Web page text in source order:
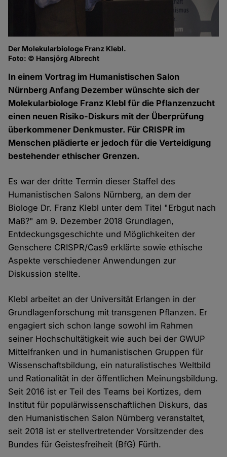
Der Molekularbiologe Franz Klebl.
Foto: © Hansjörg Albrecht
In einem Vortrag im Humanistischen Salon
Nürnberg Anfang Dezember wünschte sich der
Molekularbiologe Franz Klebl für die Pflanzenzucht
einen neuen Risiko-Diskurs mit der Überprüfung
überkommener Denkmuster. Für CRISPR im
Menschen plädierte er jedoch für die Verteidigung
bestehender ethischer Grenzen.
Es war der dritte Termin dieser Staffel des
Humanistischen Salons Nürnberg, an dem der
Biologe Dr. Franz Klebl unter dem Titel "Erbgut nach
Maß?" am 9. Dezember 2018 Grundlagen,
Entdeckungsgeschichte und Möglichkeiten der
Genschere CRISPR/Cas9 erklärte sowie ethische
Aspekte verschiedener Anwendungen zur
Diskussion stellte.
Klebl arbeitet an der Universität Erlangen in der
Grundlagenforschung mit transgenen Pflanzen. Er
engagiert sich schon lange sowohl im Rahmen
seiner Hochschultätigkeit wie auch bei der GWUP
Mittelfranken und in humanistischen Gruppen für
Wissenschaftsbildung, ein naturalistisches Weltbild
und Rationalität in der öffentlichen Meinungsbildung.
Seit 2016 ist er Teil des Teams bei Kortizes, dem
Institut für populärwissenschaftlichen Diskurs, das
den Humanistischen Salon Nürnberg veranstaltet,
seit 2018 ist er stellvertretender Vorsitzender des
Bundes für Geistesfreiheit (BfG) Fürth.